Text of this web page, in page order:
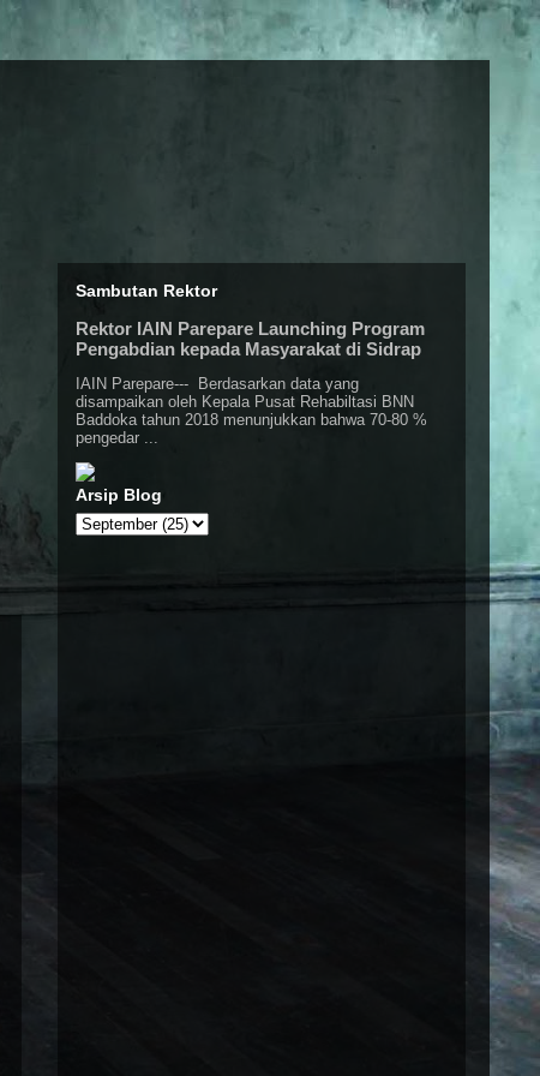
Sambutan Rektor
Rektor IAIN Parepare Launching Program
Pengabdian kepada Masyarakat di Sidrap
IAIN Parepare--- Berdasarkan data yang
disampaikan oleh Kepala Pusat Rehabiltasi BNN
Baddoka tahun 2018 menunjukkan bahwa 70-80 %
pengedar ...
Arsip Blog